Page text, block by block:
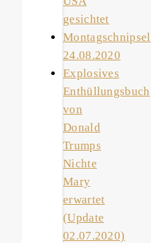
gesichtet
Montagschnipsel
24.08.2020
Explosives
Enthüllungsbuch
von
Donald
Trumps
Nichte
Mary
erwartet
(Update
02.07.2020)